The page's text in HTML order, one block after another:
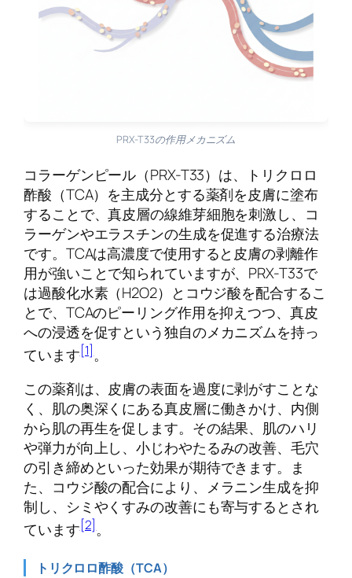
PRX-T33の作用メカニズム
コラーゲンピール（PRX-T33）は、トリクロロ
酢酸（TCA）を主成分とする薬剤を皮膚に塗布
することで、真皮層の線維芽細胞を刺激し、コ
ラーゲンやエラスチンの生成を促進する治療法
です。TCAは高濃度で使用すると皮膚の剥離作
用が強いことで知られていますが、PRX-T33で
は過酸化水素（H2O2）とコウジ酸を配合するこ
とで、TCAのピーリング作用を抑えつつ、真皮
への浸透を促すという独自のメカニズムを持っ
ています[1]。
この薬剤は、皮膚の表面を過度に剥がすことな
く、肌の奥深くにある真皮層に働きかけ、内側
から肌の再生を促します。その結果、肌のハリ
や弾力が向上し、小じわやたるみの改善、毛穴
の引き締めといった効果が期待できます。ま
た、コウジ酸の配合により、メラニン生成を抑
制し、シミやくすみの改善にも寄与するとされ
ています[2]。
トリクロロ酢酸（TCA）